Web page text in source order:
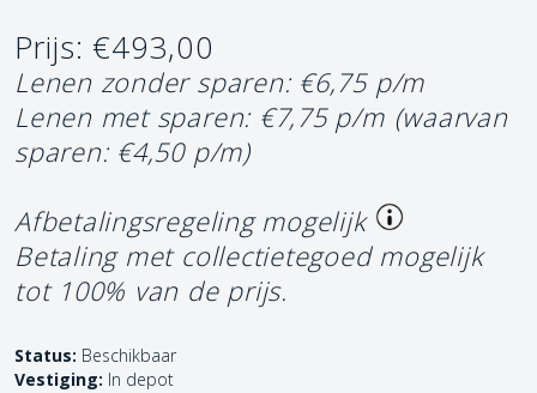
Prijs: €493,00
Lenen zonder sparen: €6,75 p/m
Lenen met sparen: €7,75 p/m (waarvan
sparen: €4,50 p/m)
Afbetalingsregeling mogelijk
Betaling met collectietegoed mogelijk
tot 100% van de prijs.
Status: Beschikbaar
Vestiging: In depot